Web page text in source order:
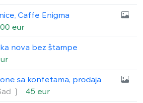
Caffe Enigma
eur
nova bez štampe
sa konfetama, prodaja
❳ 45 eur